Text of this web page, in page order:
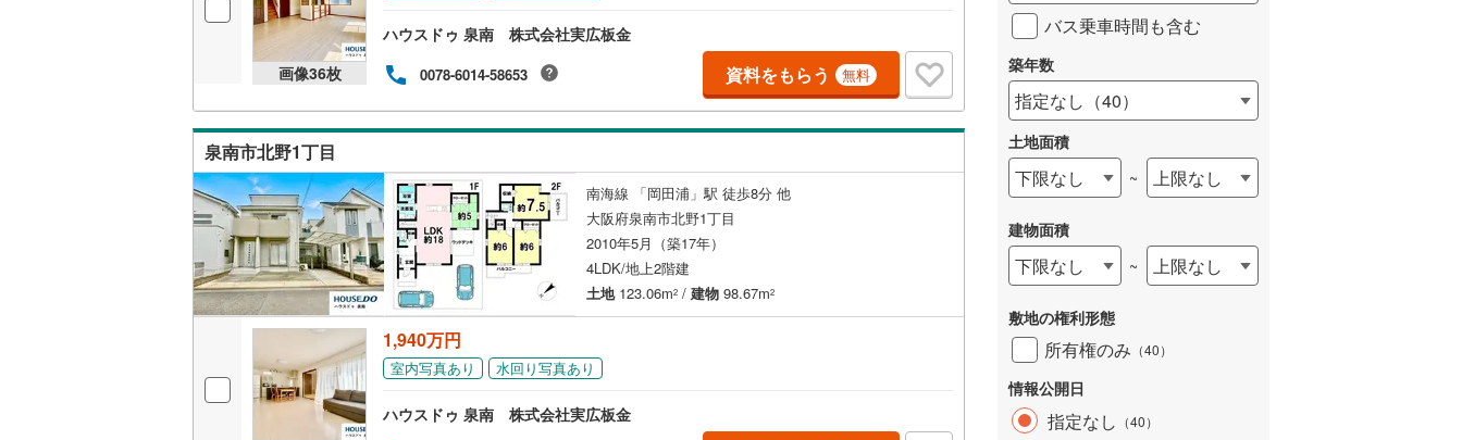
画像36枚
ハウスドゥ 泉南 株式会社実広板金
0078-6014-58653 資料をもらう 無料
泉南市北野1丁目
南海線 「岡田浦」駅 徒歩8分 他
大阪府泉南市北野1丁目
2010年5月（築17年）
4LDK/地上2階建
土地123.06m2 / 建物 98.67m2
1,940万円
室内写真あり 水回り写真あり
ハウスドゥ 泉南 株式会社実広板金
バス乗車時間も含む
築年数
指定なし （40）
土地面積
下限なし ~ 上限なし
建物面積
下限なし ~ 上限なし
敷地の権利形態
所有権のみ （40）
情報公開日
指定なし （40）